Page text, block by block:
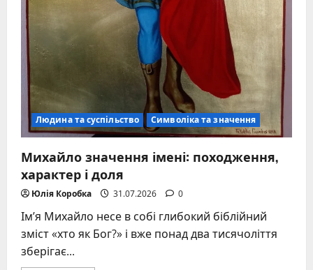
Людина та суспільство Символіка та значення
Михайло значення імені: походження,
характер і доля
Юлія Коробка 31.07.2026 0
Ім’я Михайло несе в собі глибокий біблійний
зміст «хто як Бог?» і вже понад два тисячоліття
зберігає...